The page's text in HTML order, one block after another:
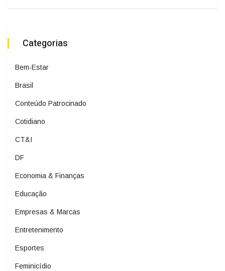
Categorias
Bem-Estar
Brasil
Conteúdo Patrocinado
Cotidiano
CT&I
DF
Economia & Finanças
Educação
Empresas & Marcas
Entretenimento
Esportes
Feminicídio